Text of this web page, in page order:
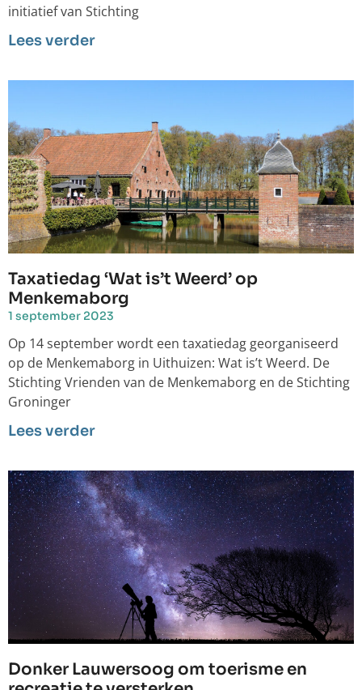
initiatief van Stichting
Lees verder
Taxatiedag ‘Wat is’t Weerd’ op
Menkemaborg
1 september 2023
Op 14 september wordt een taxatiedag georganiseerd
op de Menkemaborg in Uithuizen: Wat is’t Weerd. De
Stichting Vrienden van de Menkemaborg en de Stichting
Groninger
Lees verder
Donker Lauwersoog om toerisme en